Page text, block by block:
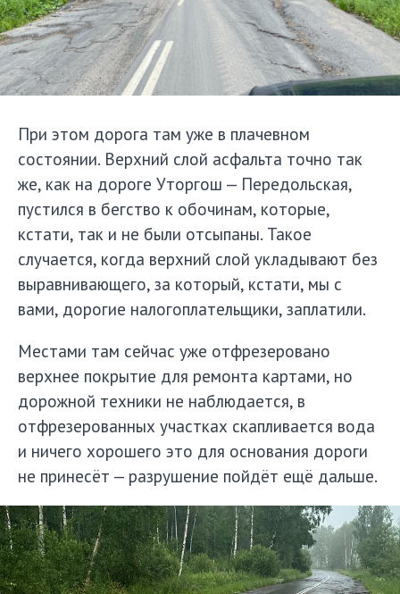
При этом дорога там уже в плачевном
состоянии. Верхний слой асфальта точно так
же, как на дороге Уторгош — Передольская,
пустился в бегство к обочинам, которые,
кстати, так и не были отсыпаны. Такое
случается, когда верхний слой укладывают без
выравнивающего, за который, кстати, мы с
вами, дорогие налогоплательщики, заплатили.
Местами там сейчас уже отфрезеровано
верхнее покрытие для ремонта картами, но
дорожной техники не наблюдается, в
отфрезерованных участках скапливается вода
и ничего хорошего это для основания дороги
не принесёт — разрушение пойдёт ещё дальше.